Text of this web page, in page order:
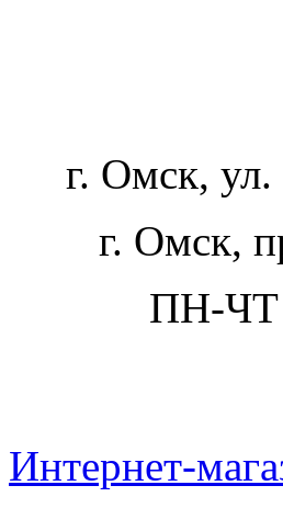
г. Омск,
г. Омск,
ПН-ЧТ
Интернет-